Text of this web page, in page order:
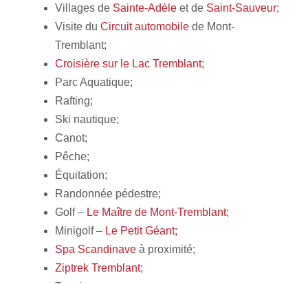
Villages de Sainte-Adèle et de Saint-Sauveur;
Visite du Circuit automobile de Mont-
Tremblant;
Croisière sur le Lac Tremblant;
Parc Aquatique;
Rafting;
Ski nautique;
Canot;
Pêche;
Équitation;
Randonnée pédestre;
Golf – Le Maître de Mont-Tremblant;
Minigolf – Le Petit Géant;
Spa Scandinave à proximité;
Ziptrek Tremblant;